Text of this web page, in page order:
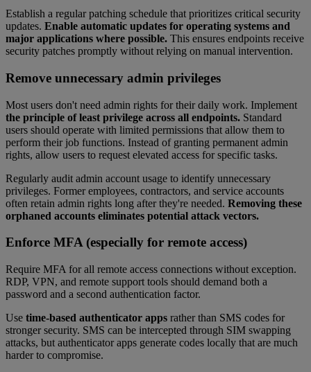
Establish a regular patching schedule that prioritizes critical security
updates. Enable automatic updates for operating systems and
major applications where possible. This ensures endpoints receive
security patches promptly without relying on manual intervention.
Remove unnecessary admin privileges
Most users don't need admin rights for their daily work. Implement
the principle of least privilege across all endpoints. Standard
users should operate with limited permissions that allow them to
perform their job functions. Instead of granting permanent admin
rights, allow users to request elevated access for specific tasks.
Regularly audit admin account usage to identify unnecessary
privileges. Former employees, contractors, and service accounts
often retain admin rights long after they're needed. Removing these
orphaned accounts eliminates potential attack vectors.
Enforce MFA (especially for remote access)
Require MFA for all remote access connections without exception.
RDP, VPN, and remote support tools should demand both a
password and a second authentication factor.
Use time-based authenticator apps rather than SMS codes for
stronger security. SMS can be intercepted through SIM swapping
attacks, but authenticator apps generate codes locally that are much
harder to compromise.